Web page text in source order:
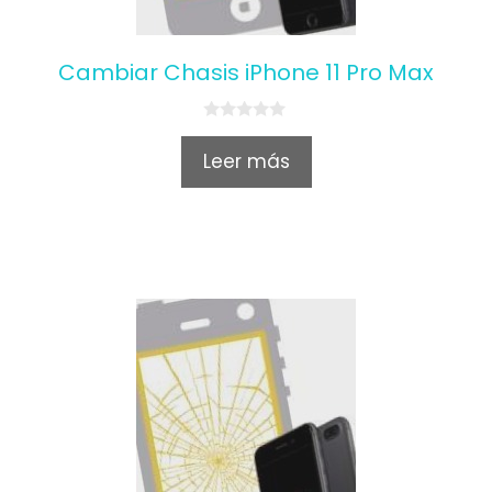
Cambiar Chasis iPhone 11 Pro Max
0
u
Leer más